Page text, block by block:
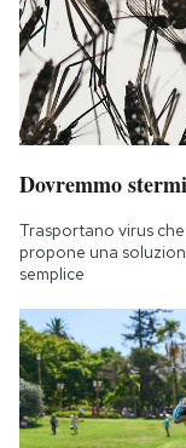
Dovremmo
Trasportano virus
propone una
semplice